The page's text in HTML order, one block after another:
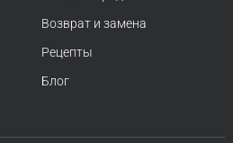
Возврат и замена
Рецепты
Блог